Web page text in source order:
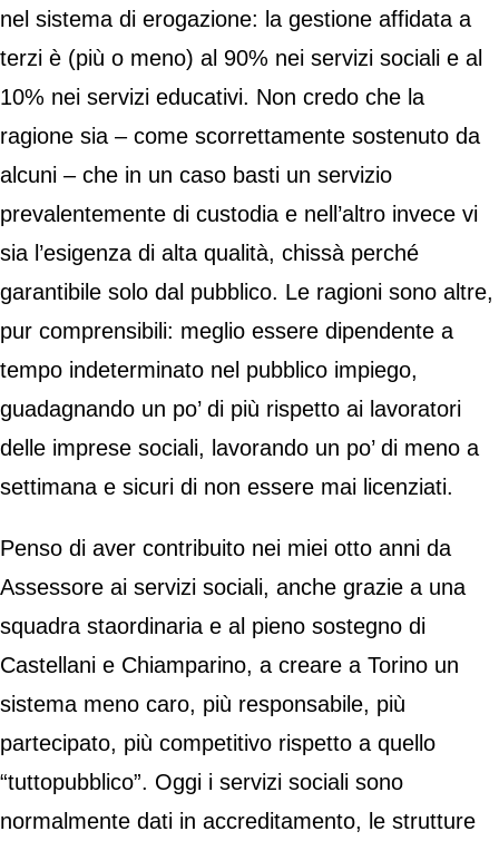
nel sistema di erogazione: la gestione affidata a
terzi è (più o meno) al 90% nei servizi sociali e al
10% nei servizi educativi. Non credo che la
ragione sia – come scorrettamente sostenuto da
alcuni – che in un caso basti un servizio
prevalentemente di custodia e nell’altro invece vi
sia l’esigenza di alta qualità, chissà perché
garantibile solo dal pubblico. Le ragioni sono altre,
pur comprensibili: meglio essere dipendente a
tempo indeterminato nel pubblico impiego,
guadagnando un po’ di più rispetto ai lavoratori
delle imprese sociali, lavorando un po’ di meno a
settimana e sicuri di non essere mai licenziati.
Penso di aver contribuito nei miei otto anni da
Assessore ai servizi sociali, anche grazie a una
squadra staordinaria e al pieno sostegno di
Castellani e Chiamparino, a creare a Torino un
sistema meno caro, più responsabile, più
partecipato, più competitivo rispetto a quello
“tuttopubblico”. Oggi i servizi sociali sono
normalmente dati in accreditamento, le strutture